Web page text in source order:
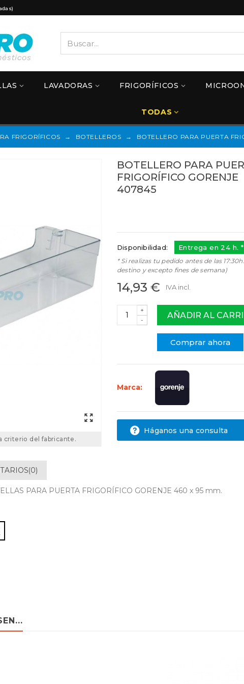
LAVADORAS FRIGORÍFICOS
TODAS
FRIGORÍFICOS → BOTELLEROS → BOTELLERO PARA PUERTA
criterio del fabricante.
BOTELLERO PARA
FRIGORÍFICO GORENJE
407845
Disponibilidad: Entrega en 24 h. *
* Si realizas tu pedido antes de las
destino y excepto fines de semana)
14,93 € IVA incl.
-
+
AÑADIR AL
Comprar ahora
Marca:
Háganos una consulta
PARA PUERTA FRIGORÍFICO GORENJE 460 x 95 mm.